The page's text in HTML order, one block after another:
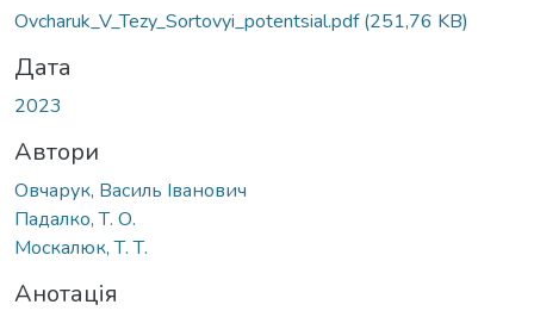
Ovcharuk_V_Tezy_Sortovyi_potentsial.pdf(251,76 KB)
Дата
2023
Автори
Овчарук, Василь Іванович
Падалко, Т. О.
Москалюк, Т. Т.
Анотація